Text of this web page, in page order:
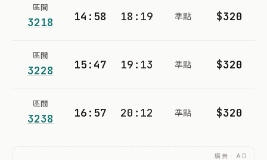
區間
3218 14:58 18:19 準點 $320
區間
3228 15:47 19:13 準點 $320
區間
3238 16:57 20:12 準點 $320
廣告 · AD